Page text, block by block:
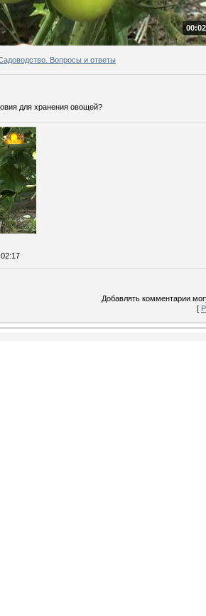
Вопросы и ответы
для хранения овощей?
Добавлять комментарии
[